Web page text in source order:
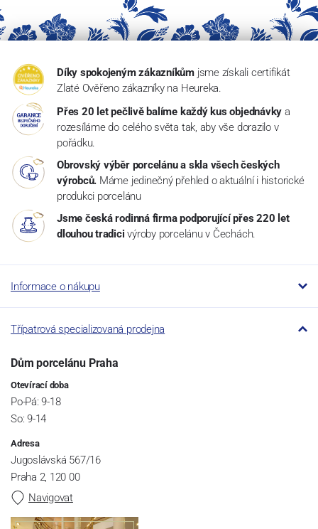
Díky spokojeným zákazníkům jsme získali certifikát
Zlaté Ověřeno zákazníky na Heureka.
Přes 20 let pečlivě balíme každý kus objednávky a
rozesíláme do celého světa tak, aby vše dorazilo v
pořádku.
Obrovský výběr porcelánu a skla všech českých
výrobců. Máme jedinečný přehled o aktuální i historické
produkci porcelánu
Jsme česká rodinná firma podporující přes 220 let
dlouhou tradici výroby porcelánu v Čechách.
Informace o nákupu
Třípatrová specializovaná prodejna
Dům porcelánu Praha
Otevírací doba
Po-Pá: 9-18
So: 9-14
Adresa
Jugoslávská 567/16
Praha 2, 120 00
Navigovat